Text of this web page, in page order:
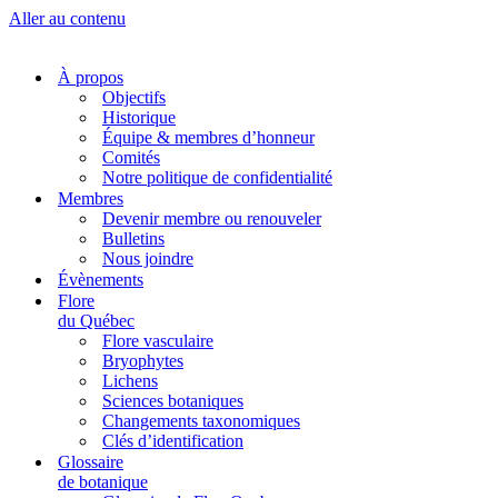
Aller au contenu
À propos
Objectifs
Historique
Équipe & membres d’honneur
Comités
Notre politique de confidentialité
Membres
Devenir membre ou renouveler
Bulletins
Nous joindre
Évènements
Flore
du Québec
Flore vasculaire
Bryophytes
Lichens
Sciences botaniques
Changements taxonomiques
Clés d’identification
Glossaire
de botanique